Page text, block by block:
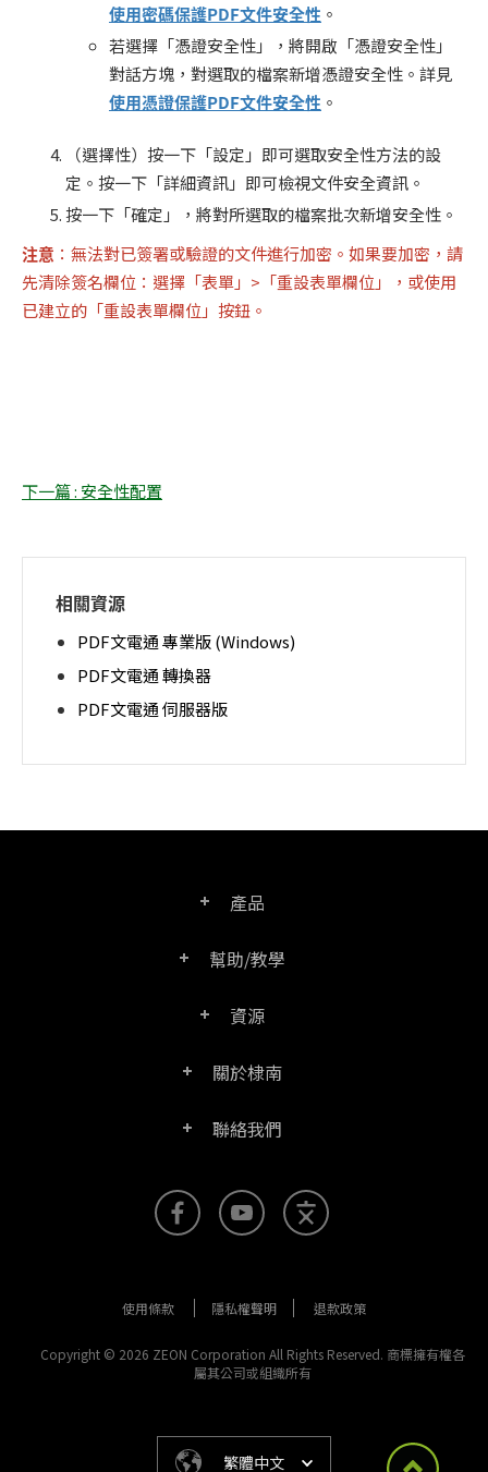
使用密碼保護PDF文件安全性 。
若選擇「憑證安全性」，將開啟「憑證安全性」
對話方塊，對選取的檔案新增憑證安全性。詳見
使用憑證保護PDF文件安全性 。
（選擇性）按一下「設定」即可選取安全性方法的設
定。按一下「詳細資訊」即可檢視文件安全資訊。
按一下「確定」，將對所選取的檔案批次新增安全性。
注意 ：無法對已簽署或驗證的文件進行加密。如果要加密，請
先清除簽名欄位：選擇「表單」>「重設表單欄位」，或使用
已建立的「重設表單欄位」按鈕。
下一篇 : 安全性配置
相關資源
PDF文電通 專業版 (Windows)
PDF文電通 轉換器
PDF文電通 伺服器版
產品
PDF文電通專業版
Right PDF Reader (行動版)
PDF文電通線上版
幫助/教學
常見問題
使用手冊
資源
產品/授權比較表
SDK資源 (伺服器版適用)
關於棣南
公司介紹
官方部落格
聯絡我們
聯絡銷售
使用條款 隱私權聲明 退款政策
Copyright © 2026 ZEON Corporation All Rights Reserved. 商標擁有權各
屬其公司或組織所有